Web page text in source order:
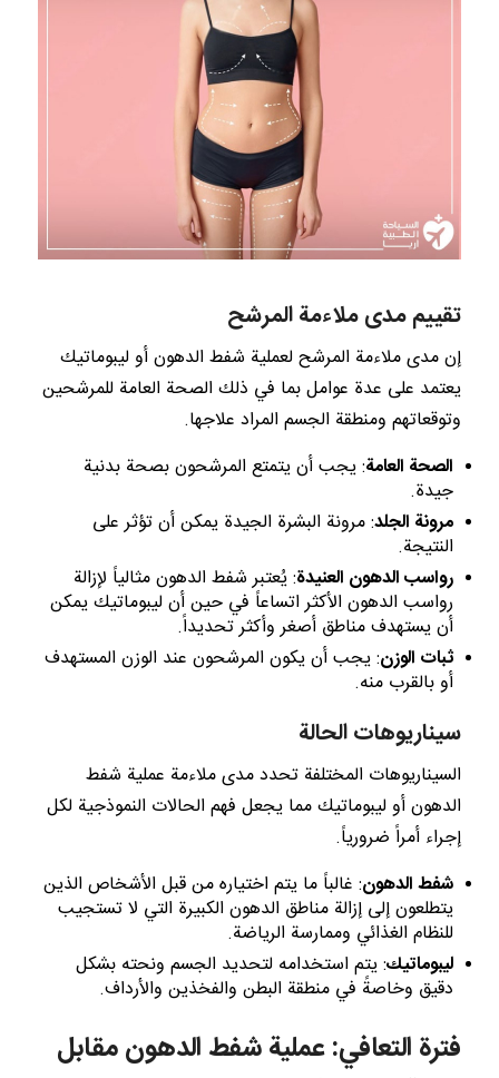
تقييم مدى ملاءمة المرشح
إن مدى ملاءمة المرشح لعملية شفط الدهون أو ليبوماتيك
يعتمد على عدة عوامل بما في ذلك الصحة العامة للمرشحين
وتوقعاتهم ومنطقة الجسم المراد علاجها.
الصحة العامة: يجب أن يتمتع المرشحون بصحة بدنية
جيدة.
مرونة الجلد: مرونة البشرة الجيدة يمكن أن تؤثر على
النتيجة.
رواسب الدهون العنيدة: يُعتبر شفط الدهون مثالياً لإزالة
رواسب الدهون الأكثر اتساعاً في حين أن ليبوماتيك يمكن
أن يستهدف مناطق أصغر وأكثر تحديداً.
ثبات الوزن: يجب أن يكون المرشحون عند الوزن المستهدف
أو بالقرب منه.
سيناريوهات الحالة
السيناريوهات المختلفة تحدد مدى ملاءمة عملية شفط
الدهون أو ليبوماتيك مما يجعل فهم الحالات النموذجية لكل
إجراء أمراً ضرورياً.
شفط الدهون: غالباً ما يتم اختياره من قبل الأشخاص الذين
يتطلعون إلى إزالة مناطق الدهون الكبيرة التي لا تستجيب
للنظام الغذائي وممارسة الرياضة.
ليبوماتيك: يتم استخدامه لتحديد الجسم ونحته بشكل
دقيق وخاصةً في منطقة البطن والفخذين والأرداف.
فترة التعافي: عملية شفط الدهون مقابل